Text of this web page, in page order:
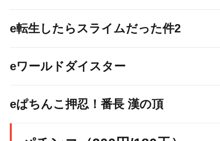
e転生したらスライムだった件2
eワールドダイスター
eぱちんこ押忍！番長 漢の頂